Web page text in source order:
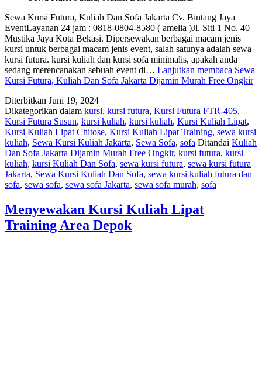
Sewa Kursi Futura, Kuliah Dan Sofa Jakarta Cv. Bintang Jaya
EventLayanan 24 jam : 0818-0804-8580 ( amelia )Jl. Siti 1 No. 40
Mustika Jaya Kota Bekasi. Dipersewakan berbagai macam jenis
kursi untuk berbagai macam jenis event, salah satunya adalah sewa
kursi futura. kursi kuliah dan kursi sofa minimalis, apakah anda
sedang merencanakan sebuah event di… Lanjutkan membaca Sewa
Kursi Futura, Kuliah Dan Sofa Jakarta Dijamin Murah Free Ongkir
Diterbitkan Juni 19, 2024
Dikategorikan dalam kursi, kursi futura, Kursi Futura FTR-405,
Kursi Futura Susun, kursi kuliah, kursi kuliah, Kursi Kuliah Lipat,
Kursi Kuliah Lipat Chitose, Kursi Kuliah Lipat Training, sewa kursi
kuliah, Sewa Kursi Kuliah Jakarta, Sewa Sofa, sofa Ditandai Kuliah
Dan Sofa Jakarta Dijamin Murah Free Ongkir, kursi futura, kursi
kuliah, kursi Kuliah Dan Sofa, sewa kursi futura, sewa kursi futura
Jakarta, Sewa Kursi Kuliah Dan Sofa, sewa kursi kuliah futura dan
sofa, sewa sofa, sewa sofa Jakarta, sewa sofa murah, sofa
Menyewakan Kursi Kuliah Lipat
Training Area Depok